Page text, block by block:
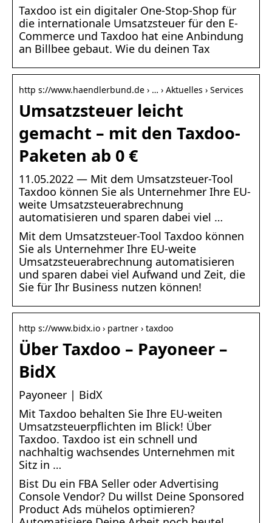
Taxdoo ist ein digitaler One-Stop-Shop für
die internationale Umsatzsteuer für den E-
Commerce und Taxdoo hat eine Anbindung
an Billbee gebaut. Wie du deinen Tax
http s://www.haendlerbund.de › … › Aktuelles › Services
Umsatzsteuer leicht
gemacht – mit den Taxdoo-
Paketen ab 0 €
11.05.2022 — Mit dem Umsatzsteuer-Tool
Taxdoo können Sie als Unternehmer Ihre EU-
weite Umsatzsteuerabrechnung
automatisieren und sparen dabei viel …
Mit dem Umsatzsteuer-Tool Taxdoo können
Sie als Unternehmer Ihre EU-weite
Umsatzsteuerabrechnung automatisieren
und sparen dabei viel Aufwand und Zeit, die
Sie für Ihr Business nutzen können!
http s://www.bidx.io › partner › taxdoo
Über Taxdoo – Payoneer –
BidX
Payoneer | BidX
Mit Taxdoo behalten Sie Ihre EU-weiten
Umsatzsteuerpflichten im Blick! Über
Taxdoo. Taxdoo ist ein schnell und
nachhaltig wachsendes Unternehmen mit
Sitz in …
Bist Du ein FBA Seller oder Advertising
Console Vendor? Du willst Deine Sponsored
Product Ads mühelos optimieren?